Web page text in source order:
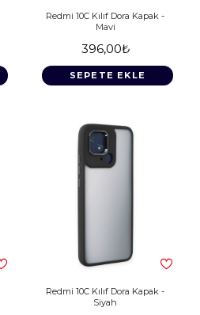
Redmi 10C Kılıf Dora Kapak -
Mavi
396,00₺
SEPETE EKLE
Redmi 10C Kılıf Dora Kapak -
Siyah